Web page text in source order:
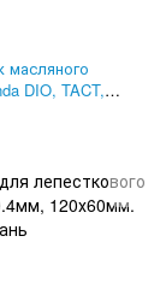
масляного
DIO, TACT,
55201-GC8-